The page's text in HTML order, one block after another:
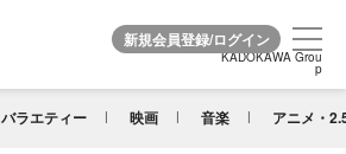
KADOKAWA Grou
p
バラエティー 映画 音楽 アニメ・
KADOKAWA Grou
p